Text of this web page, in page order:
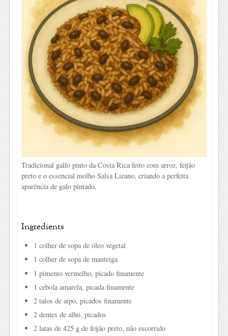
Tradicional gallo pinto da Costa Rica feito com arroz, feijão
preto e o essencial molho Salsa Lizano, criando a perfeita
aparência de galo pintado.
Ingredients
1 colher de sopa de óleo vegetal
1 colher de sopa de manteiga
1 pimento vermelho, picado finamente
1 cebola amarela, picada finamente
2 talos de aipo, picados finamente
2 dentes de alho, picados
2 latas de 425 g de feijão preto, não escorrido